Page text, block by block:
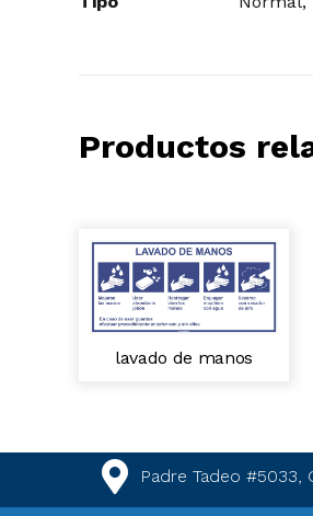
Productos
lavado de manos
Padre Tadeo #5033,